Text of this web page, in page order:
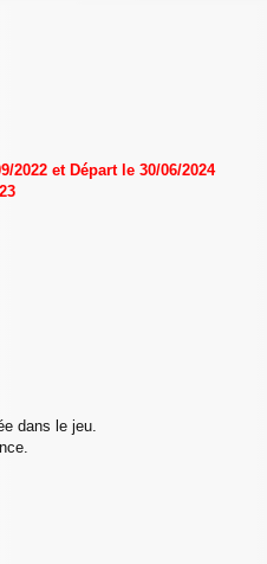
2022 et Départ le 30/06/2024
dans le jeu.